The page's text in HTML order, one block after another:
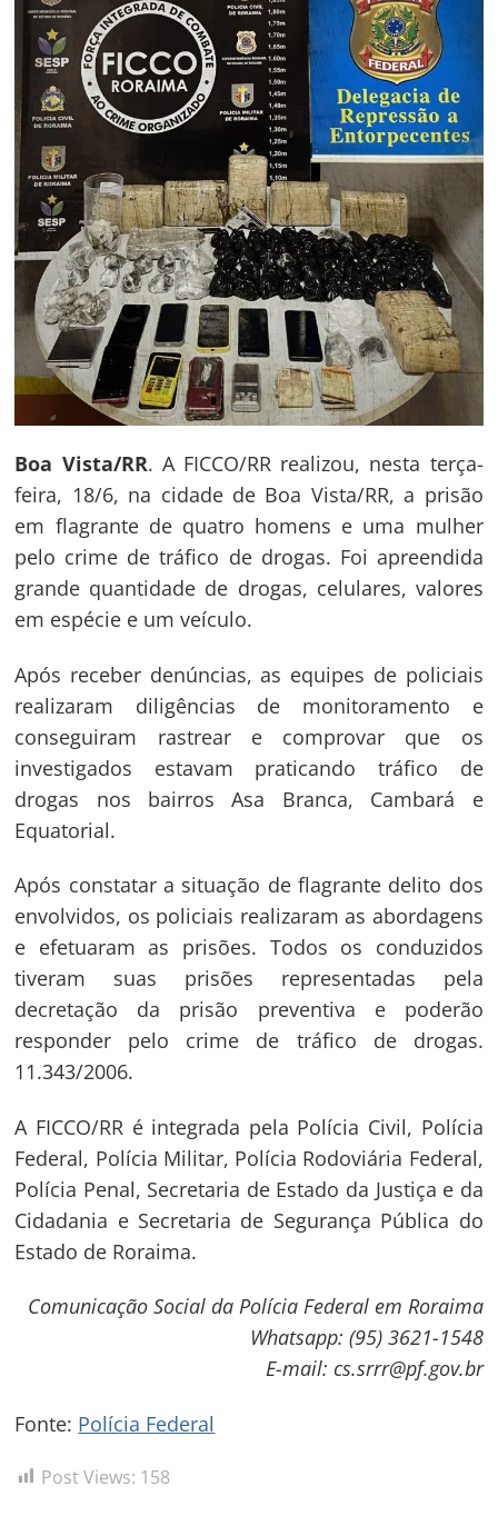
Boa Vista/RR. A FICCO/RR realizou, nesta terça-
feira, 18/6, na cidade de Boa Vista/RR, a prisão
em flagrante de quatro homens e uma mulher
pelo crime de tráfico de drogas. Foi apreendida
grande quantidade de drogas, celulares, valores
em espécie e um veículo.
Após receber denúncias, as equipes de policiais
realizaram diligências de monitoramento e
conseguiram rastrear e comprovar que os
investigados estavam praticando tráfico de
drogas nos bairros Asa Branca, Cambará e
Equatorial.
Após constatar a situação de flagrante delito dos
envolvidos, os policiais realizaram as abordagens
e efetuaram as prisões. Todos os conduzidos
tiveram suas prisões representadas pela
decretação da prisão preventiva e poderão
responder pelo crime de tráfico de drogas.
11.343/2006.
A FICCO/RR é integrada pela Polícia Civil, Polícia
Federal, Polícia Militar, Polícia Rodoviária Federal,
Polícia Penal, Secretaria de Estado da Justiça e da
Cidadania e Secretaria de Segurança Pública do
Estado de Roraima.
Comunicação Social da Polícia Federal em Roraima
Whatsapp: (95) 3621-1548
E-mail: cs.srrr@pf.gov.br
Fonte: Polícia Federal
Post Views: 158
Navegação
de
Post